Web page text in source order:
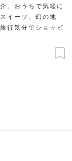
。おうちで気軽に
イーツ、幻の地
行気分でショッピ